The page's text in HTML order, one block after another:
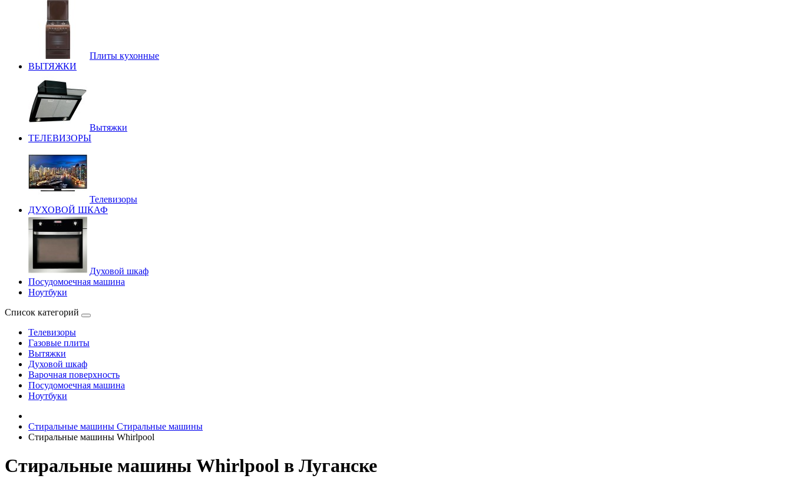
Плиты кухонные
ВЫТЯЖКИ
Вытяжки
ТЕЛЕВИЗОРЫ
Телевизоры
ДУХОВОЙ ШКАФ
Духовой шкаф
Посудомоечная машина
Ноутбуки
Список категорий
Телевизоры
Газовые плиты
Вытяжки
Духовой шкаф
Варочная поверхность
Посудомоечная машина
Ноутбуки
Стиральные машины Стиральные машины
Стиральные машины Whirlpool
Стиральные машины Whirlpool в Луганске